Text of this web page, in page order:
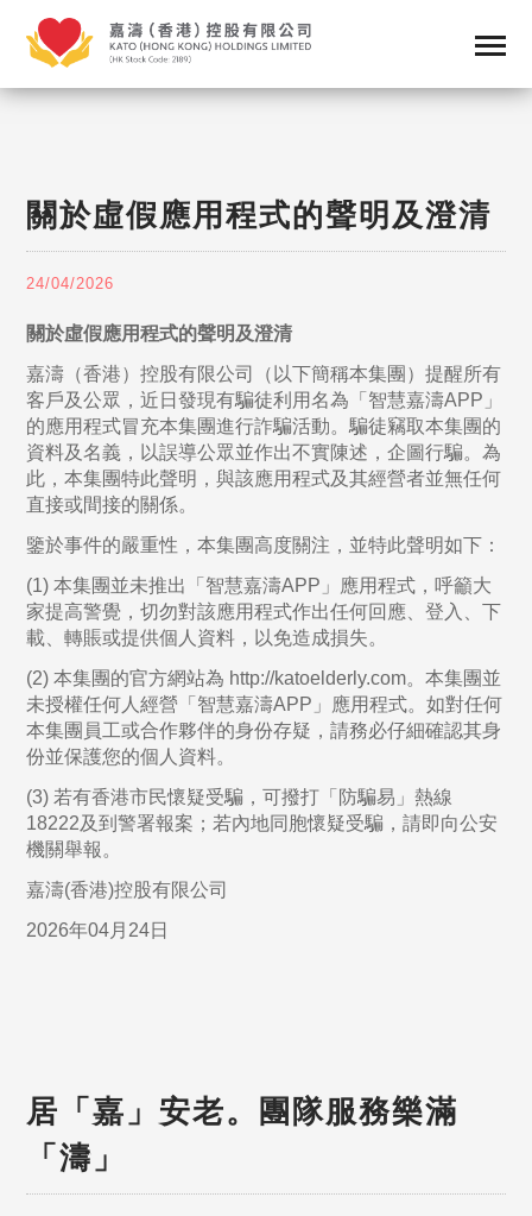
關於虛假應用程式的聲明及澄清
24/04/2026
關於虛假應用程式的聲明及澄清
嘉濤（香港）控股有限公司（以下簡稱本集團）提醒所有
客戶及公眾，近日發現有騙徒利用名為「智慧嘉濤APP」
的應用程式冒充本集團進行詐騙活動。騙徒竊取本集團的
資料及名義，以誤導公眾並作出不實陳述，企圖行騙。為
此，本集團特此聲明，與該應用程式及其經營者並無任何
直接或間接的關係。
鑒於事件的嚴重性，本集團高度關注，並特此聲明如下：
(1) 本集團並未推出「智慧嘉濤APP」應用程式，呼籲大
家提高警覺，切勿對該應用程式作出任何回應、登入、下
載、轉賬或提供個人資料，以免造成損失。
(2) 本集團的官方網站為 http://katoelderly.com。本集團並
未授權任何人經營「智慧嘉濤APP」應用程式。如對任何
本集團員工或合作夥伴的身份存疑，請務必仔細確認其身
份並保護您的個人資料。
(3) 若有香港市民懷疑受騙，可撥打「防騙易」熱線
18222及到警署報案；若內地同胞懷疑受騙，請即向公安
機關舉報。
嘉濤(香港)控股有限公司
2026年04月24日
居「嘉」安老。團隊服務樂滿
「濤」